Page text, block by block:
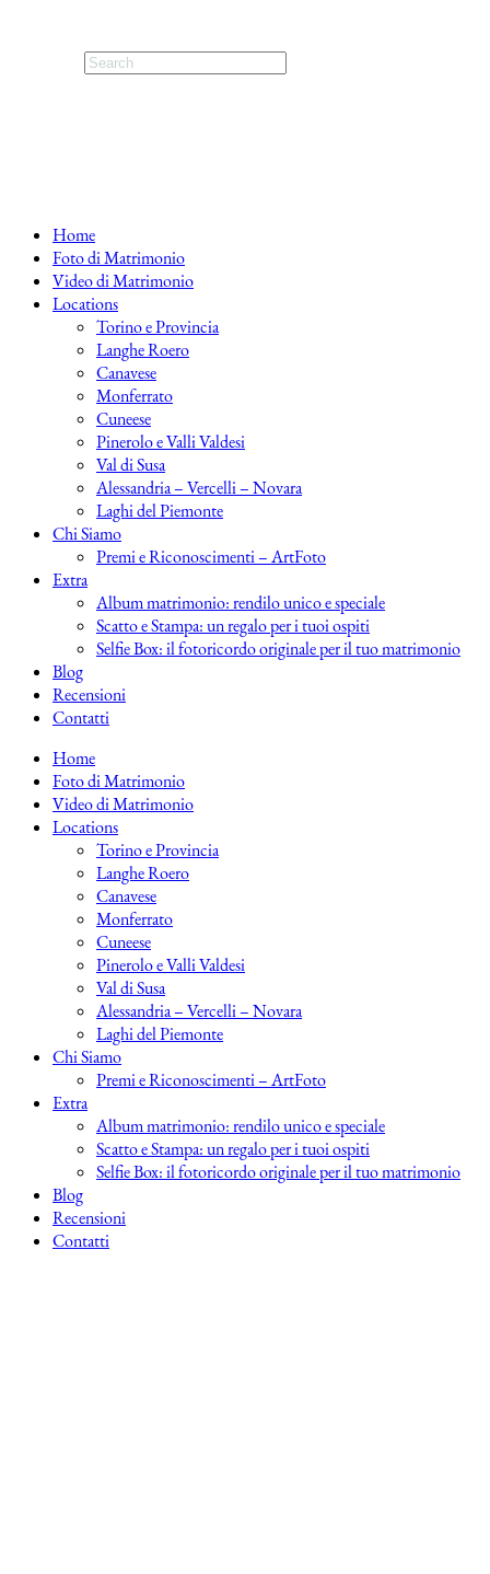
Home
Foto di Matrimonio
Video di Matrimonio
Locations
Torino e Provincia
Langhe Roero
Canavese
Monferrato
Cuneese
Pinerolo e Valli Valdesi
Val di Susa
Alessandria – Vercelli – Novara
Laghi del Piemonte
Chi Siamo
Premi e Riconoscimenti – ArtFoto
Extra
Album matrimonio: rendilo unico e speciale
Scatto e Stampa: un regalo per i tuoi ospiti
Selfie Box: il fotoricordo originale per il tuo matrimonio
Blog
Recensioni
Contatti
Home
Foto di Matrimonio
Video di Matrimonio
Locations
Torino e Provincia
Langhe Roero
Canavese
Monferrato
Cuneese
Pinerolo e Valli Valdesi
Val di Susa
Alessandria – Vercelli – Novara
Laghi del Piemonte
Chi Siamo
Premi e Riconoscimenti – ArtFoto
Extra
Album matrimonio: rendilo unico e speciale
Scatto e Stampa: un regalo per i tuoi ospiti
Selfie Box: il fotoricordo originale per il tuo matrimonio
Blog
Recensioni
Contatti